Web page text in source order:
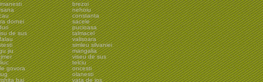
dornei
de sus
jiu
govora
bai
brezoi
nehoiu
constanta
sacele
pucioasa
talmacel
valisoara
simleu silvaniei
mangalia
viseu de sus
telciu
oncesti
olanesti
vata de jos